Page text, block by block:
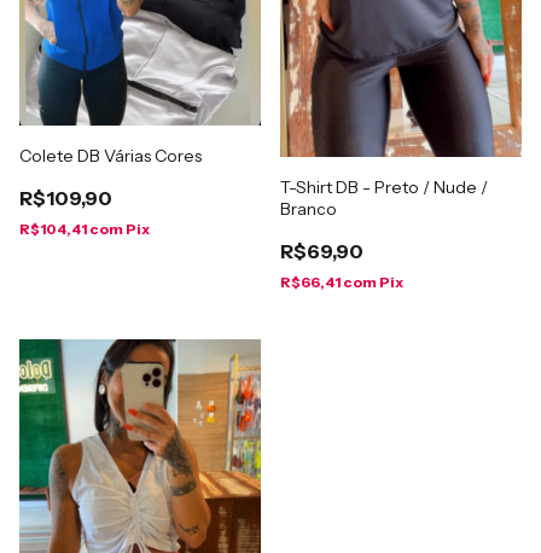
Colete DB Várias Cores
R$109,90
R$104,41 com Pix
T-Shirt DB - Preto / Nude /
Branco
R$69,90
R$66,41 com Pix